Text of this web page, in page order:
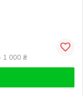
1 000 ₴